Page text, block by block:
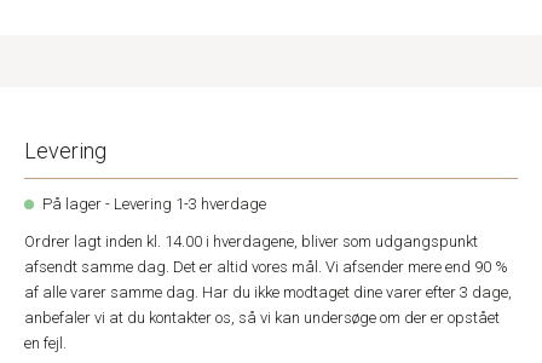
Levering
På lager - Levering 1-3 hverdage
Ordrer lagt inden kl. 14.00 i hverdagene, bliver som udgangspunkt
afsendt samme dag. Det er altid vores mål. Vi afsender mere end 90 %
af alle varer samme dag. Har du ikke modtaget dine varer efter 3 dage,
anbefaler vi at du kontakter os, så vi kan undersøge om der er opstået
en fejl.